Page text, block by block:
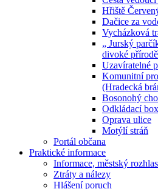
Hřiště
Dačice za
Vycházková
„ Jurský
divoké přírodě
Uzavíratelné
Komunitní
(Hradecká
Bosonohý
Odkládací
Oprava ulice
Motýlí stráň
Portál občana
Praktické informace
Informace, městský rozhlas
Ztráty a nálezy
Hlášení poruch